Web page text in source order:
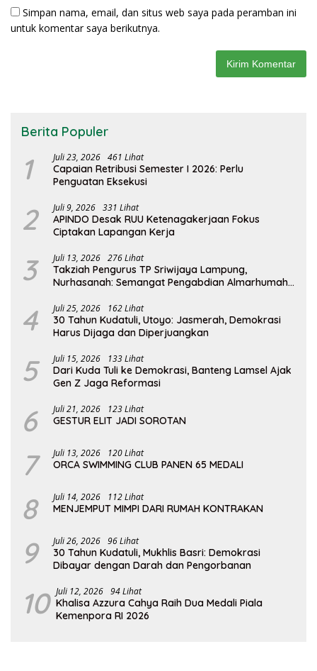
Simpan nama, email, dan situs web saya pada peramban ini
untuk komentar saya berikutnya.
Berita Populer
1 Juli 23, 2026 461 Lihat
Capaian Retribusi Semester I 2026: Perlu
Penguatan Eksekusi
2 Juli 9, 2026 331 Lihat
APINDO Desak RUU Ketenagakerjaan Fokus
Ciptakan Lapangan Kerja
3 Juli 13, 2026 276 Lihat
Takziah Pengurus TP Sriwijaya Lampung,
Nurhasanah: Semangat Pengabdian Almarhumah
4 Juli 25, 2026 162 Lihat
30 Tahun Kudatuli, Utoyo: Jasmerah, Demokrasi
Harus Dijaga dan Diperjuangkan
5 Juli 15, 2026 133 Lihat
Dari Kuda Tuli ke Demokrasi, Banteng Lamsel Ajak
Gen Z Jaga Reformasi
6 Juli 21, 2026 123 Lihat
GESTUR ELIT JADI SOROTAN
7 Juli 13, 2026 120 Lihat
ORCA SWIMMING CLUB PANEN 65 MEDALI
8 Juli 14, 2026 112 Lihat
MENJEMPUT MIMPI DARI RUMAH KONTRAKAN
9 Juli 26, 2026 96 Lihat
30 Tahun Kudatuli, Mukhlis Basri: Demokrasi
Dibayar dengan Darah dan Pengorbanan
10 Juli 12, 2026 94 Lihat
Khalisa Azzura Cahya Raih Dua Medali Piala
Kemenpora RI 2026